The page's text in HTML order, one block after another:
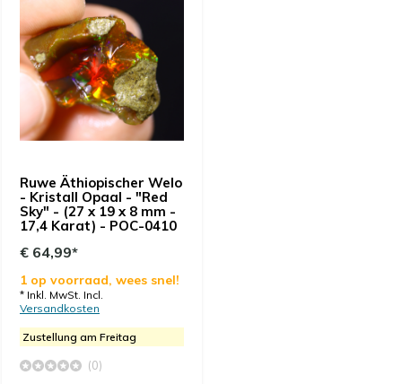
Ruwe Äthiopischer Welo
- Kristall Opaal - "Red
Sky" - (27 x 19 x 8 mm -
17,4 Karat) - POC-0410
€ 64,99*
1 op voorraad, wees snel!
* Inkl. MwSt. Incl.
Versandkosten
Zustellung am Freitag
(0)